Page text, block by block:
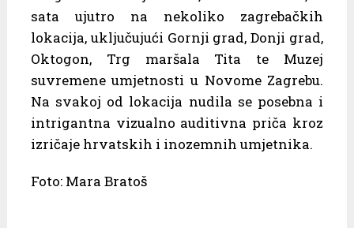
sata ujutro na nekoliko zagrebačkih
lokacija, uključujući Gornji grad, Donji grad,
Oktogon, Trg maršala Tita te Muzej
suvremene umjetnosti u Novome Zagrebu.
Na svakoj od lokacija nudila se posebna i
intrigantna vizualno auditivna priča kroz
izričaje hrvatskih i inozemnih umjetnika.
Foto: Mara Bratoš